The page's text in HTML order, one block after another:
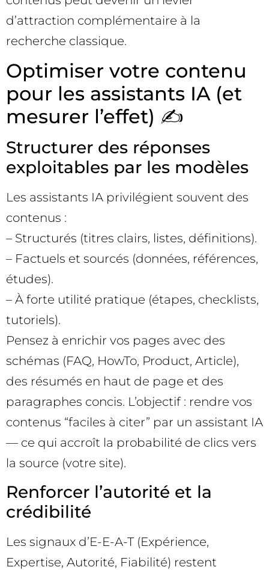
d’attraction complémentaire à la
recherche classique.
Optimiser votre contenu
pour les assistants IA (et
mesurer l’effet) ✍️
Structurer des réponses
exploitables par les modèles
Les assistants IA privilégient souvent des
contenus :
– Structurés (titres clairs, listes, définitions).
– Factuels et sourcés (données, références,
études).
– À forte utilité pratique (étapes, checklists,
tutoriels).
Pensez à enrichir vos pages avec des
schémas (FAQ, HowTo, Product, Article),
des résumés en haut de page et des
paragraphes concis. L’objectif : rendre vos
contenus “faciles à citer” par un assistant IA
— ce qui accroît la probabilité de clics vers
la source (votre site).
Renforcer l’autorité et la
crédibilité
Les signaux d’E-E-A-T (Expérience,
Expertise, Autorité, Fiabilité) restent